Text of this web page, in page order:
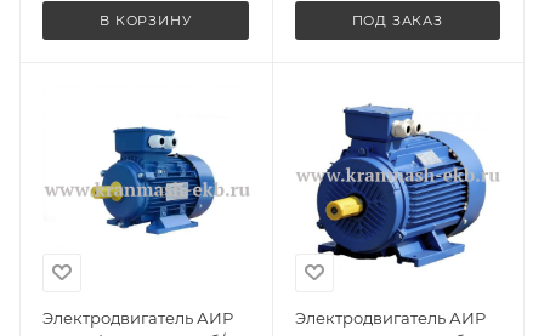
В КОРЗИНУ ПОД ЗАКАЗ
Электродвигатель АИР
Электродвигатель АИР